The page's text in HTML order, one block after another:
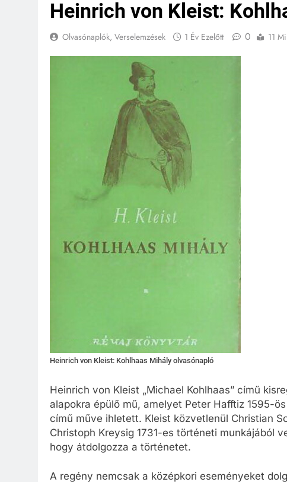
Heinrich von Kleist:
Olvasónaplók, Verselemzések 1 Év Ezelőtt 0 11
Heinrich von Kleist: Kohlhaas Mihály olvasónapló
Heinrich von Kleist „Michael Kohlhaas” című
alapokra épülő mű, amelyet Peter Hafftiz 1595-
című műve ihletett. Kleist közvetlenül Christian
Christoph Kreysig 1731-es történeti munkájából
hogy átdolgozza a történetet.
A regény nemcsak a középkori eseményeket